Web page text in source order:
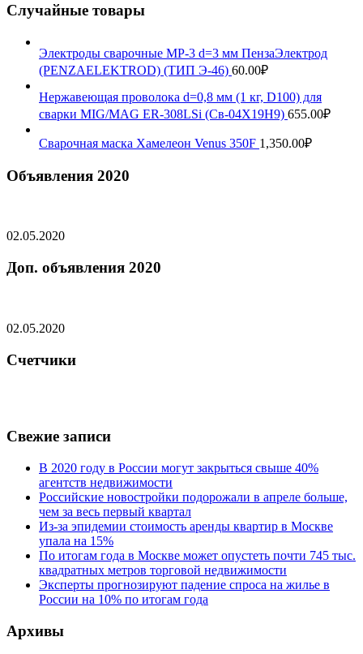
Случайные товары
Электроды сварочные МР-3 d=3 мм ПензаЭлектрод
(PENZAELEKTROD) (ТИП Э-46) 60.00₽
Нержавеющая проволока d=0,8 мм (1 кг, D100) для
сварки MIG/MAG ER-308LSi (Св-04Х19Н9) 655.00₽
Сварочная маска Хамелеон Venus 350F 1,350.00₽
Объявления 2020
02.05.2020
Доп. объявления 2020
02.05.2020
Счетчики
Свежие записи
В 2020 году в России могут закрыться свыше 40%
агентств недвижимости
Российские новостройки подорожали в апреле больше,
чем за весь первый квартал
Из-за эпидемии стоимость аренды квартир в Москве
упала на 15%
По итогам года в Москве может опустеть почти 745 тыс.
квадратных метров торговой недвижимости
Эксперты прогнозируют падение спроса на жилье в
России на 10% по итогам года
Архивы